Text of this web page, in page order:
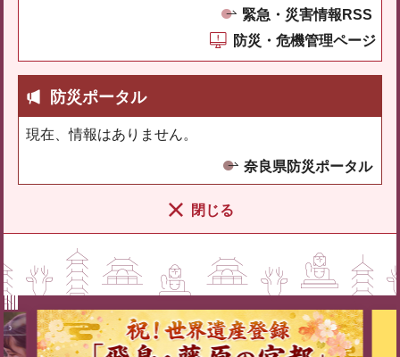
緊急・災害情報RSS
防災・危機管理ページ
防災ポータル
現在、情報はありません。
奈良県防災ポータル
閉じる